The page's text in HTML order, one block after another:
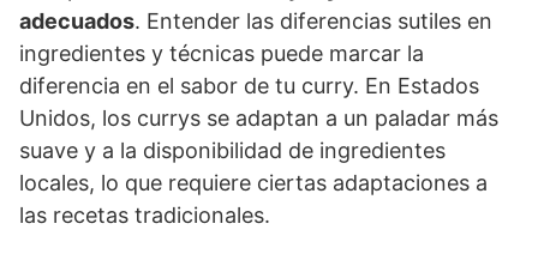
adecuados. Entender las diferencias sutiles en
ingredientes y técnicas puede marcar la
diferencia en el sabor de tu curry. En Estados
Unidos, los currys se adaptan a un paladar más
suave y a la disponibilidad de ingredientes
locales, lo que requiere ciertas adaptaciones a
las recetas tradicionales.